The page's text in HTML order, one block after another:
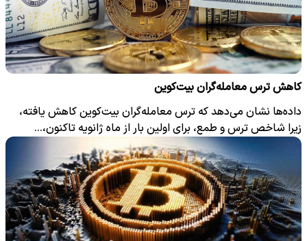
کاهش ترس معامله‌گران بیت‌کوین
داده‌ها نشان می‌دهد که ترس معامله‌گران بیت‌کوین کاهش یافته،
زیرا شاخص ترس و طمع، برای اولین بار از ماه ژانویه تاکنون،…